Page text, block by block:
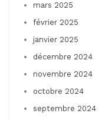
mars 2025
février 2025
janvier 2025
décembre 2024
novembre 2024
octobre 2024
septembre 2024